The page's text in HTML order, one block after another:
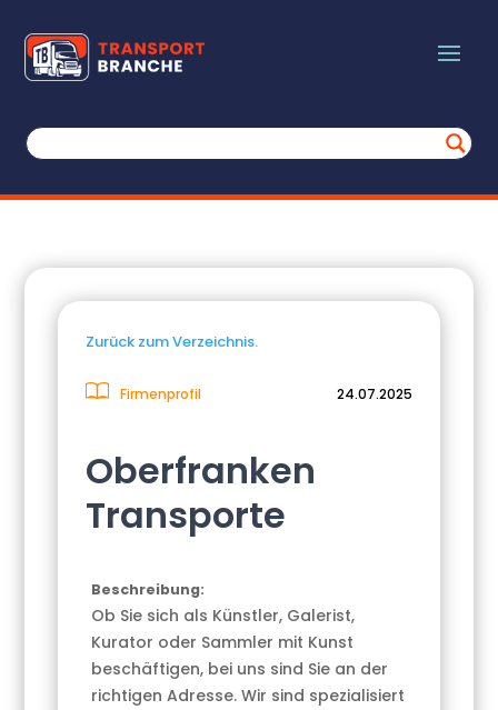
Zurück zum Verzeichnis.
Firmenprofil 24.07.2025
Oberfranken
Transporte
Beschreibung:
Ob Sie sich als Künstler, Galerist,
Kurator oder Sammler mit Kunst
beschäftigen, bei uns sind Sie an der
richtigen Adresse. Wir sind spezialisiert